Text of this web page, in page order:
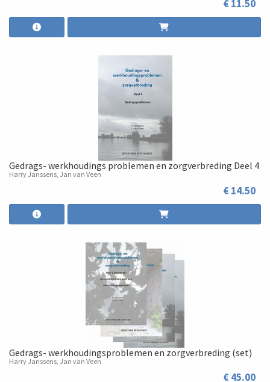
€ 11.50
Gedrags- werkhoudings problemen en zorgverbreding Deel 4
Harry Janssens, Jan van Veen
€ 14.50
Gedrags- werkhoudingsproblemen en zorgverbreding (set)
Harry Janssens, Jan van Veen
€ 45.00